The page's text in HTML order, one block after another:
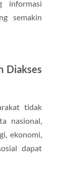
informasi
semakin
Diakses
tidak
nasional,
ekonomi,
dapat